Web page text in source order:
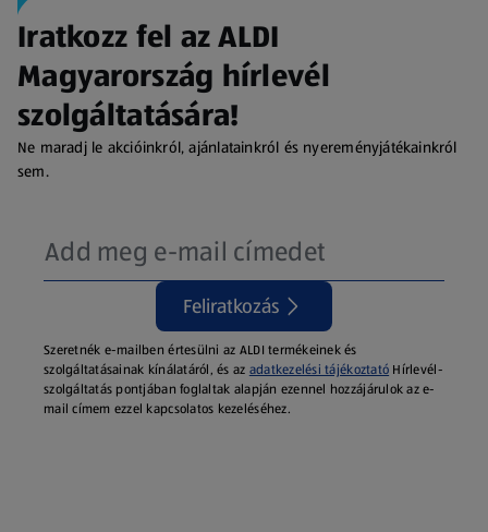
Iratkozz fel az ALDI
Magyarország hírlevél
szolgáltatására!
Ne maradj le akcióinkról, ajánlatainkról és nyereményjátékainkról
sem.
Feliratkozás
Szeretnék e-mailben értesülni az ALDI termékeinek és
szolgáltatásainak kínálatáról, és az adatkezelési tájékoztató Hírlevél-
szolgáltatás pontjában foglaltak alapján ezennel hozzájárulok az e-
mail címem ezzel kapcsolatos kezeléséhez.